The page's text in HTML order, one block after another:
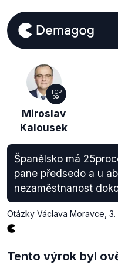
TOP
09
Miroslav
Kalousek
Španělsko má
pane předsedo a u
nezaměstnanost
Otázky Václava Moravce 3.
Tento výrok byl